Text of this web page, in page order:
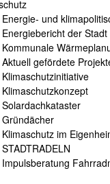
Energie- und
Energiebericht der
Kommunale
Aktuell gefördete
Klimaschutzinitiative
Klimaschutzkonzept
Solardachkataster
Gründächer
Klimaschutz im
STADTRADELN
Impulsberatung